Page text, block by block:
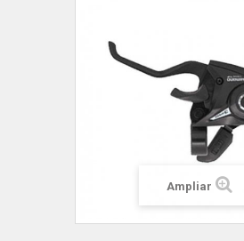
Ampliar